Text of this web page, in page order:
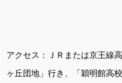
アクセス：ＪＲまたは京王線
ヶ丘団地」行き、「穎明館高